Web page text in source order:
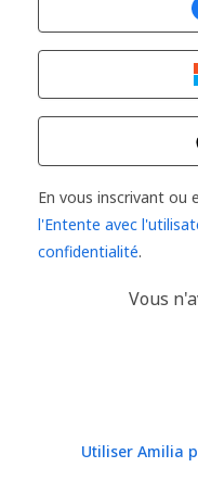
En vous inscrivant ou
l'Entente avec
confidentialité.
Vous
Utiliser Amilia